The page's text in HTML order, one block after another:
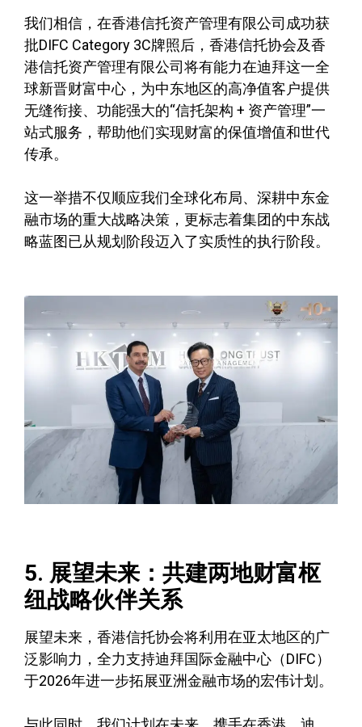
我们相信，在香港信托资产管理有限公司成功获
批DIFC Category 3C牌照后，香港信托协会及香
港信托资产管理有限公司将有能力在迪拜这一全
球新晋财富中心，为中东地区的高净值客户提供
无缝衔接、功能强大的“信托架构 + 资产管理”一
站式服务，帮助他们实现财富的保值增值和世代
传承。
这一举措不仅顺应我们全球化布局、深耕中东金
融市场的重大战略决策，更标志着集团的中东战
略蓝图已从规划阶段迈入了实质性的执行阶段。
5. 展望未来：共建两地财富枢
纽战略伙伴关系
展望未来，香港信托协会将利用在亚太地区的广
泛影响力，全力支持迪拜国际金融中心（DIFC）
于2026年进一步拓展亚洲金融市场的宏伟计划。